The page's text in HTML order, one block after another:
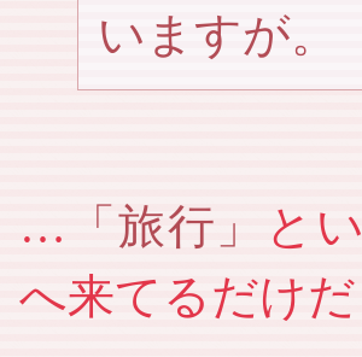
いますが。
… 旅行
と
へ来てるだけ